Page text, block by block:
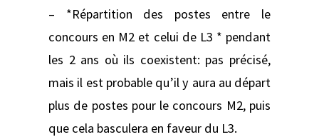
– *Répartition des postes entre le
concours en M2 et celui de L3 * pendant
les 2 ans où ils coexistent: pas précisé,
mais il est probable qu’il y aura au départ
plus de postes pour le concours M2, puis
que cela basculera en faveur du L3.